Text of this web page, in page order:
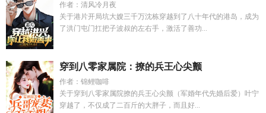
作者：清风冷月夜
关于港片开局坑大嫂三千万沈栋穿越到了八十年代的港岛，成为
了洪门屯门扛把子波叔的左右手，激活了善功...
穿到八零家属院：撩的兵王心尖颤
作者：锦鲤咖啡
关于穿到八零家属院撩的兵王心尖颤（军婚年代先婚后爱）叶宁
穿越了，不仅成了二百斤的大胖子，而且好...